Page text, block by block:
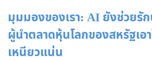
มุมมองของเรา: AI ยังช่วยรั
ผู้นำตลาดหุ้นโลกของสหรัฐเอา
เหนียวแน่น